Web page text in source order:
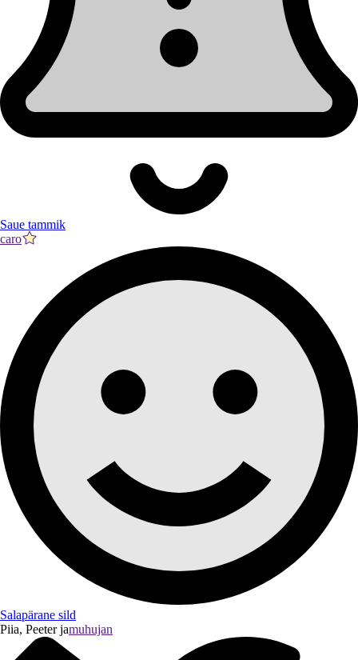
Saue tammik
caro
Salapärane sild
Piia, Peeter jamuhujan